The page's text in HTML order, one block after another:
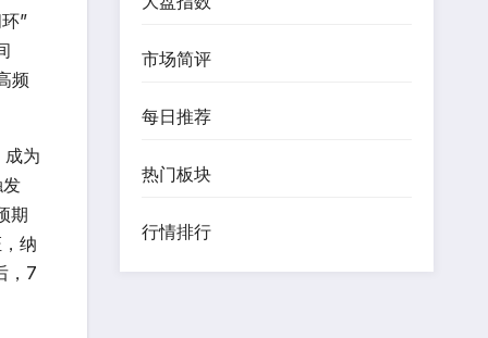
”
频
成为
期
纳
，7
市场简评
每日推荐
热门板块
行情排行